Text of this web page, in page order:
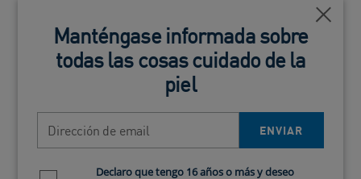
contorno de ojos suelen contener ingredientes que
ayudan a disminuir lasbolsas en los ojos, como la
cafeína, que estimula la circulación sanguínea.
Disminución de ojeras:otra de las respuestas a la
pregunta de para qué sirve el contorno de ojos es la
niacinamida o la vitamina K ayudarán a mejorar su
Cerca
Manténgase informada sobre
todas las cosas cuidado de la
piel
ENVIAR
Newsletter policyDeclaro que tengo 16 años o más y deseo